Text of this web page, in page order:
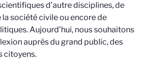
d’autre disciplines, de
société civile ou encore de
Aujourd’hui, nous souhaitons
auprès du grand public, des
citoyens.